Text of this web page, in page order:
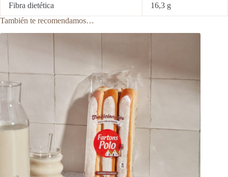
Fibra dietética
16,3 g
También te recomendamos…